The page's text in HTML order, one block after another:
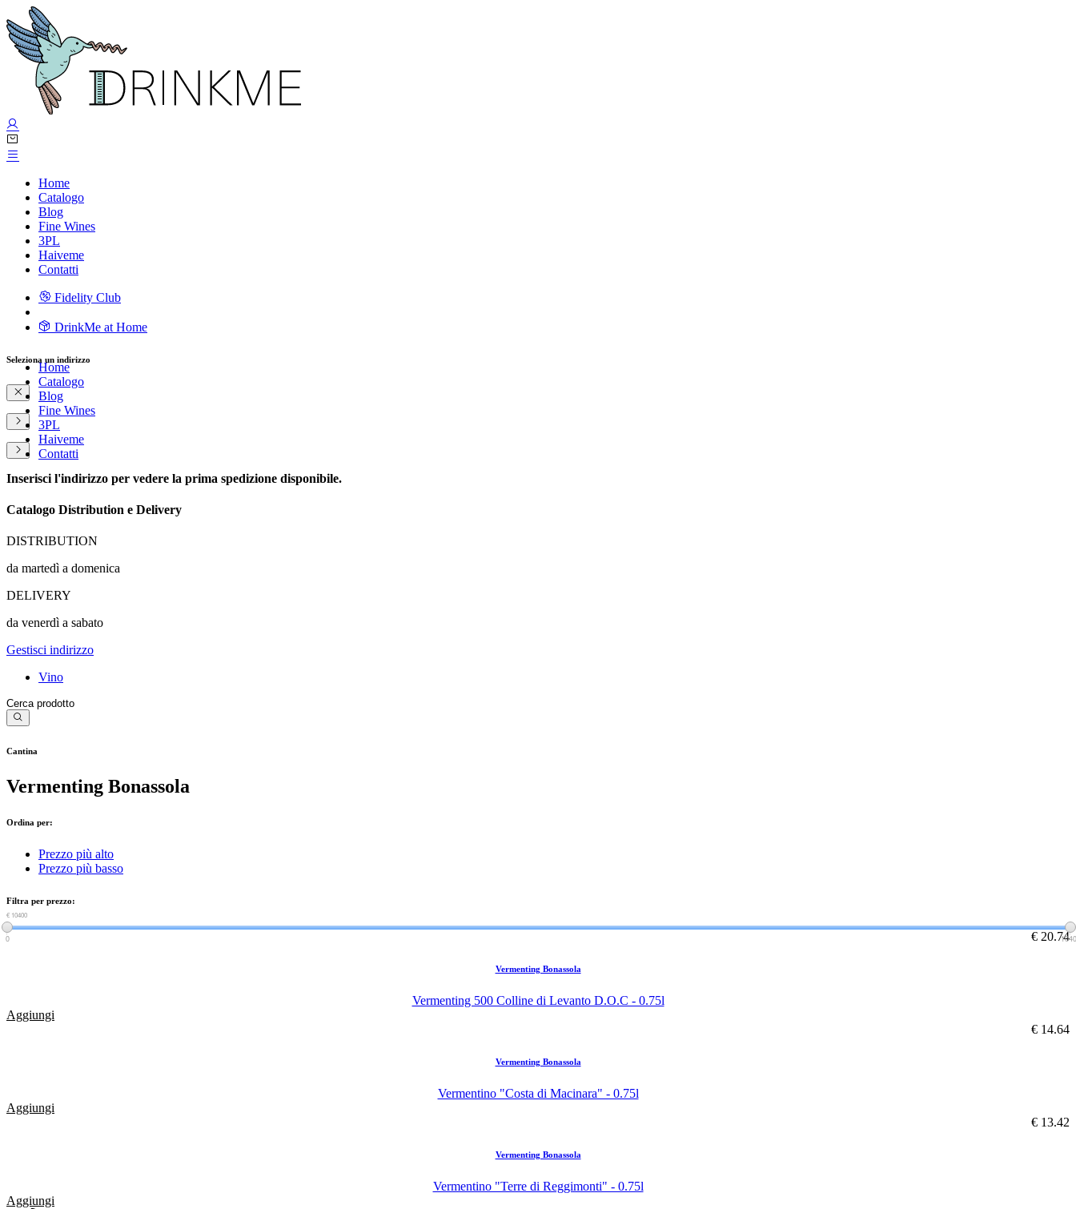
Home
Catalogo
Blog
Fine Wines
3PL
Haiveme
Contatti
Fidelity Club
DrinkMe at Home
Home
Catalogo
Blog
Fine Wines
3PL
Haiveme
Contatti
Seleziona un indirizzo
Inserisci l'indirizzo per vedere la prima spedizione disponibile.
Catalogo Distribution e Delivery
DISTRIBUTION
da martedì a domenica
DELIVERY
da venerdì a sabato
Gestisci indirizzo
Vino
Cantina
Vermenting Bonassola
Ordina per:
Prezzo più alto
Prezzo più basso
Filtra per prezzo:
€ 0
€ 10400
0 € 20.74
Vermenting Bonassola
Vermenting 500 Colline di Levanto D.O.C - 0.75l
Aggiungi
€ 14.64
Vermenting Bonassola
Vermentino "Costa di Macinara" - 0.75l
Aggiungi
€ 13.42
Vermenting Bonassola
Vermentino "Terre di Reggimonti" - 0.75l
Aggiungi